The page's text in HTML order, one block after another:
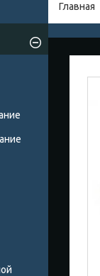
Главная